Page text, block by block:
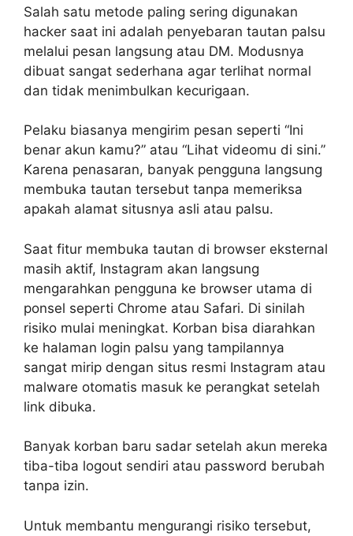
Salah satu metode paling sering digunakan
hacker saat ini adalah penyebaran tautan palsu
melalui pesan langsung atau DM. Modusnya
dibuat sangat sederhana agar terlihat normal
dan tidak menimbulkan kecurigaan.
Pelaku biasanya mengirim pesan seperti “Ini
benar akun kamu?” atau “Lihat videomu di sini.”
Karena penasaran, banyak pengguna langsung
membuka tautan tersebut tanpa memeriksa
apakah alamat situsnya asli atau palsu.
Saat fitur membuka tautan di browser eksternal
masih aktif, Instagram akan langsung
mengarahkan pengguna ke browser utama di
ponsel seperti Chrome atau Safari. Di sinilah
risiko mulai meningkat. Korban bisa diarahkan
ke halaman login palsu yang tampilannya
sangat mirip dengan situs resmi Instagram atau
malware otomatis masuk ke perangkat setelah
link dibuka.
Banyak korban baru sadar setelah akun mereka
tiba-tiba logout sendiri atau password berubah
tanpa izin.
Untuk membantu mengurangi risiko tersebut,